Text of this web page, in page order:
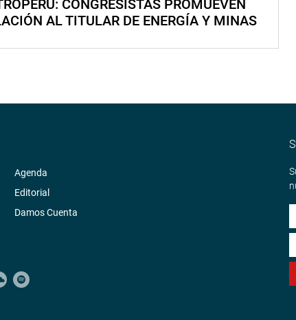
CONGRESISTAS PROMUEVEN
AL TITULAR DE ENERGÍA Y MINAS
Agenda
Editorial
Damos Cuenta